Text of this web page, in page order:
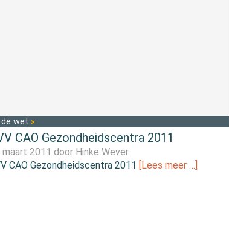
de wet
CAO Gezondheidscentra 2011
maart 2011 door Hinke Wever
CAO Gezondheidscentra 2011 [Lees meer …]